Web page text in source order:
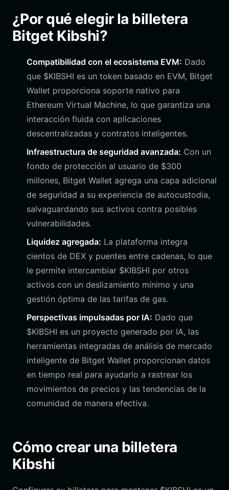
¿Por qué elegir la billetera
Bitget Kibshi?
Compatibilidad con el ecosistema EVM: Dado
que $KIBSHI es un token basado en EVM, Bitget
Wallet proporciona soporte nativo para
Ethereum Virtual Machine, lo que garantiza una
interacción fluida con aplicaciones
descentralizadas y contratos inteligentes.
Infraestructura de seguridad avanzada: Con un
fondo de protección al usuario de $300
millones, Bitget Wallet agrega una capa adicional
de seguridad a su experiencia de autocustodia,
salvaguardando sus activos contra posibles
vulnerabilidades.
Liquidez agregada: La plataforma integra
cientos de DEX y puentes entre cadenas, lo que
le permite intercambiar $KIBSHI por otros
activos con un deslizamiento mínimo y una
gestión óptima de las tarifas de gas.
Perspectivas impulsadas por IA: Dado que
$KIBSHI es un proyecto generado por IA, las
herramientas integradas de análisis de mercado
inteligente de Bitget Wallet proporcionan datos
en tiempo real para ayudarlo a rastrear los
movimientos de precios y las tendencias de la
comunidad de manera efectiva.
Cómo crear una billetera
Kibshi